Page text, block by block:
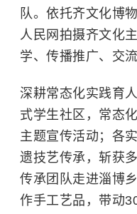
队。依托齐文化博
人民网拍摄齐文化
学、传播推广、交
深耕常态化实践育
式学生社区，常态
主题宣传活动；各
遗技艺传承，斩获
传承团队走进淄博
作手工艺品，带动